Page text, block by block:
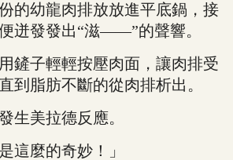
幼龍肉排放放進平底鍋，接
迸發發出“滋——”的聲響。
子輕輕按壓肉面，讓肉排受
到脂肪不斷的從肉排析出。
美拉德反應。
麼的奇妙！」